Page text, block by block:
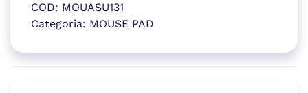
COD: MOUASU131
Categoria: MOUSE PAD